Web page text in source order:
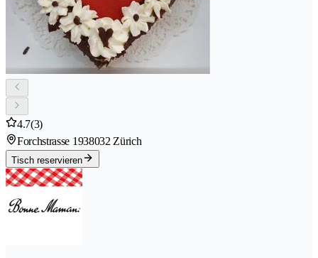
4.7(3)
Forchstrasse 1938032 Zürich
Tisch reservieren